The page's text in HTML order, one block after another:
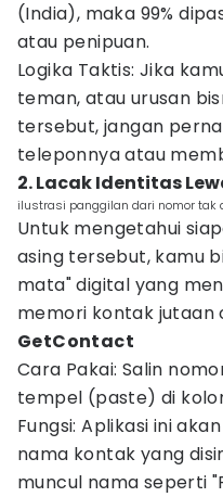
(India), maka 99%
atau penipuan.
Logika Taktis: Jika
teman, atau urusan
tersebut, jangan
teleponnya atau
2. Lacak Identitas
ilustrasi panggilan dari nomor tak
Untuk mengetahui
asing tersebut, kamu
mata" digital yang
memori kontak jutaan
GetContact
Cara Pakai: Salin
tempel (paste) di
Fungsi: Aplikasi ini
nama kontak yang
muncul nama seperti